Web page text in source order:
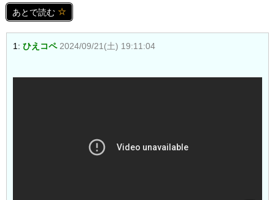
あとで読む
1: ひえコペ 2024/09/21(土) 19:11:04